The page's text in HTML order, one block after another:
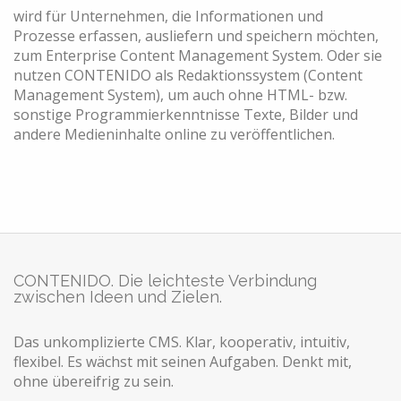
wird für Unternehmen, die Informationen und
Prozesse erfassen, ausliefern und speichern möchten,
zum Enterprise Content Management System. Oder sie
nutzen CONTENIDO als Redaktionssystem (Content
Management System), um auch ohne HTML- bzw.
sonstige Programmierkenntnisse Texte, Bilder und
andere Medieninhalte online zu veröffentlichen.
CONTENIDO. Die leichteste Verbindung
zwischen Ideen und Zielen.
Das unkomplizierte CMS. Klar, kooperativ, intuitiv,
flexibel. Es wächst mit seinen Aufgaben. Denkt mit,
ohne übereifrig zu sein.